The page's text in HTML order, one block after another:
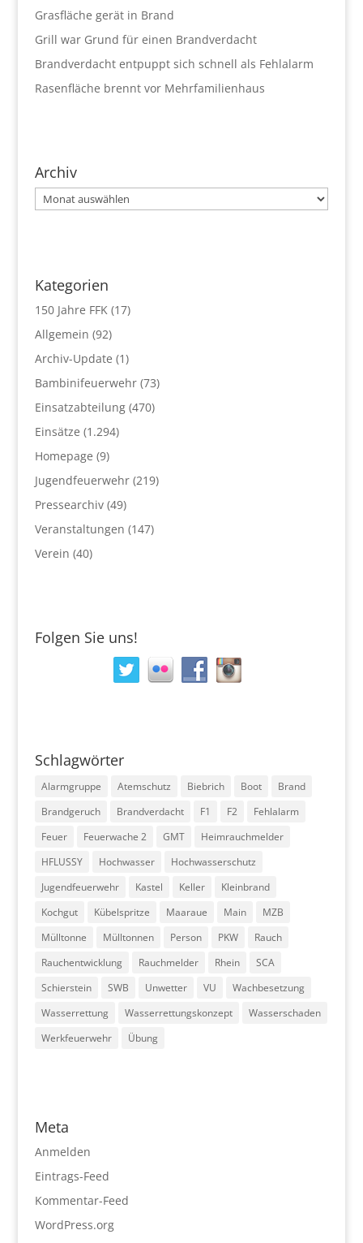
Grasfläche gerät in Brand
Grill war Grund für einen Brandverdacht
Brandverdacht entpuppt sich schnell als Fehlalarm
Rasenfläche brennt vor Mehrfamilienhaus
Archiv
Archiv
Kategorien
150 Jahre FFK(17)
Allgemein (92)
Archiv-Update (1)
Bambinifeuerwehr(73)
Einsatzabteilung(470)
Einsätze (1.294)
Homepage (9)
Jugendfeuerwehr(219)
Pressearchiv(49)
Veranstaltungen (147)
Verein (40)
Folgen Sie uns!
Schlagwörter
Alarmgruppe Atemschutz Biebrich Boot
Brand
Brandgeruch
Brandverdacht F1 F2
Fehlalarm
Feuer
Feuerwache 2 GMT
Heimrauchmelder
HFLUSSY
Hochwasser
Hochwasserschutz
Jugendfeuerwehr
Kastel Keller
Kleinbrand
Kochgut
Kübelspritze Maaraue Main
MZB
Mülltonne
Mülltonnen Person PKW
Rauch
Rauchentwicklung
Rauchmelder Rhein
SCA
Schierstein
SWB Unwetter VU
Wachbesetzung
Wasserrettung
Wasserrettungskonzept
Wasserschaden
Werkfeuerwehr
Übung
Meta
Anmelden
Eintrags-Feed
Kommentar-Feed
WordPress.org